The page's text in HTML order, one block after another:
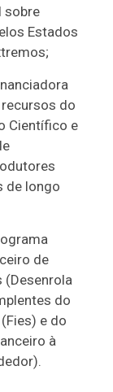
sobre
Estados
do
Científico e
de longo
de
(Desenrola
do
e do
à